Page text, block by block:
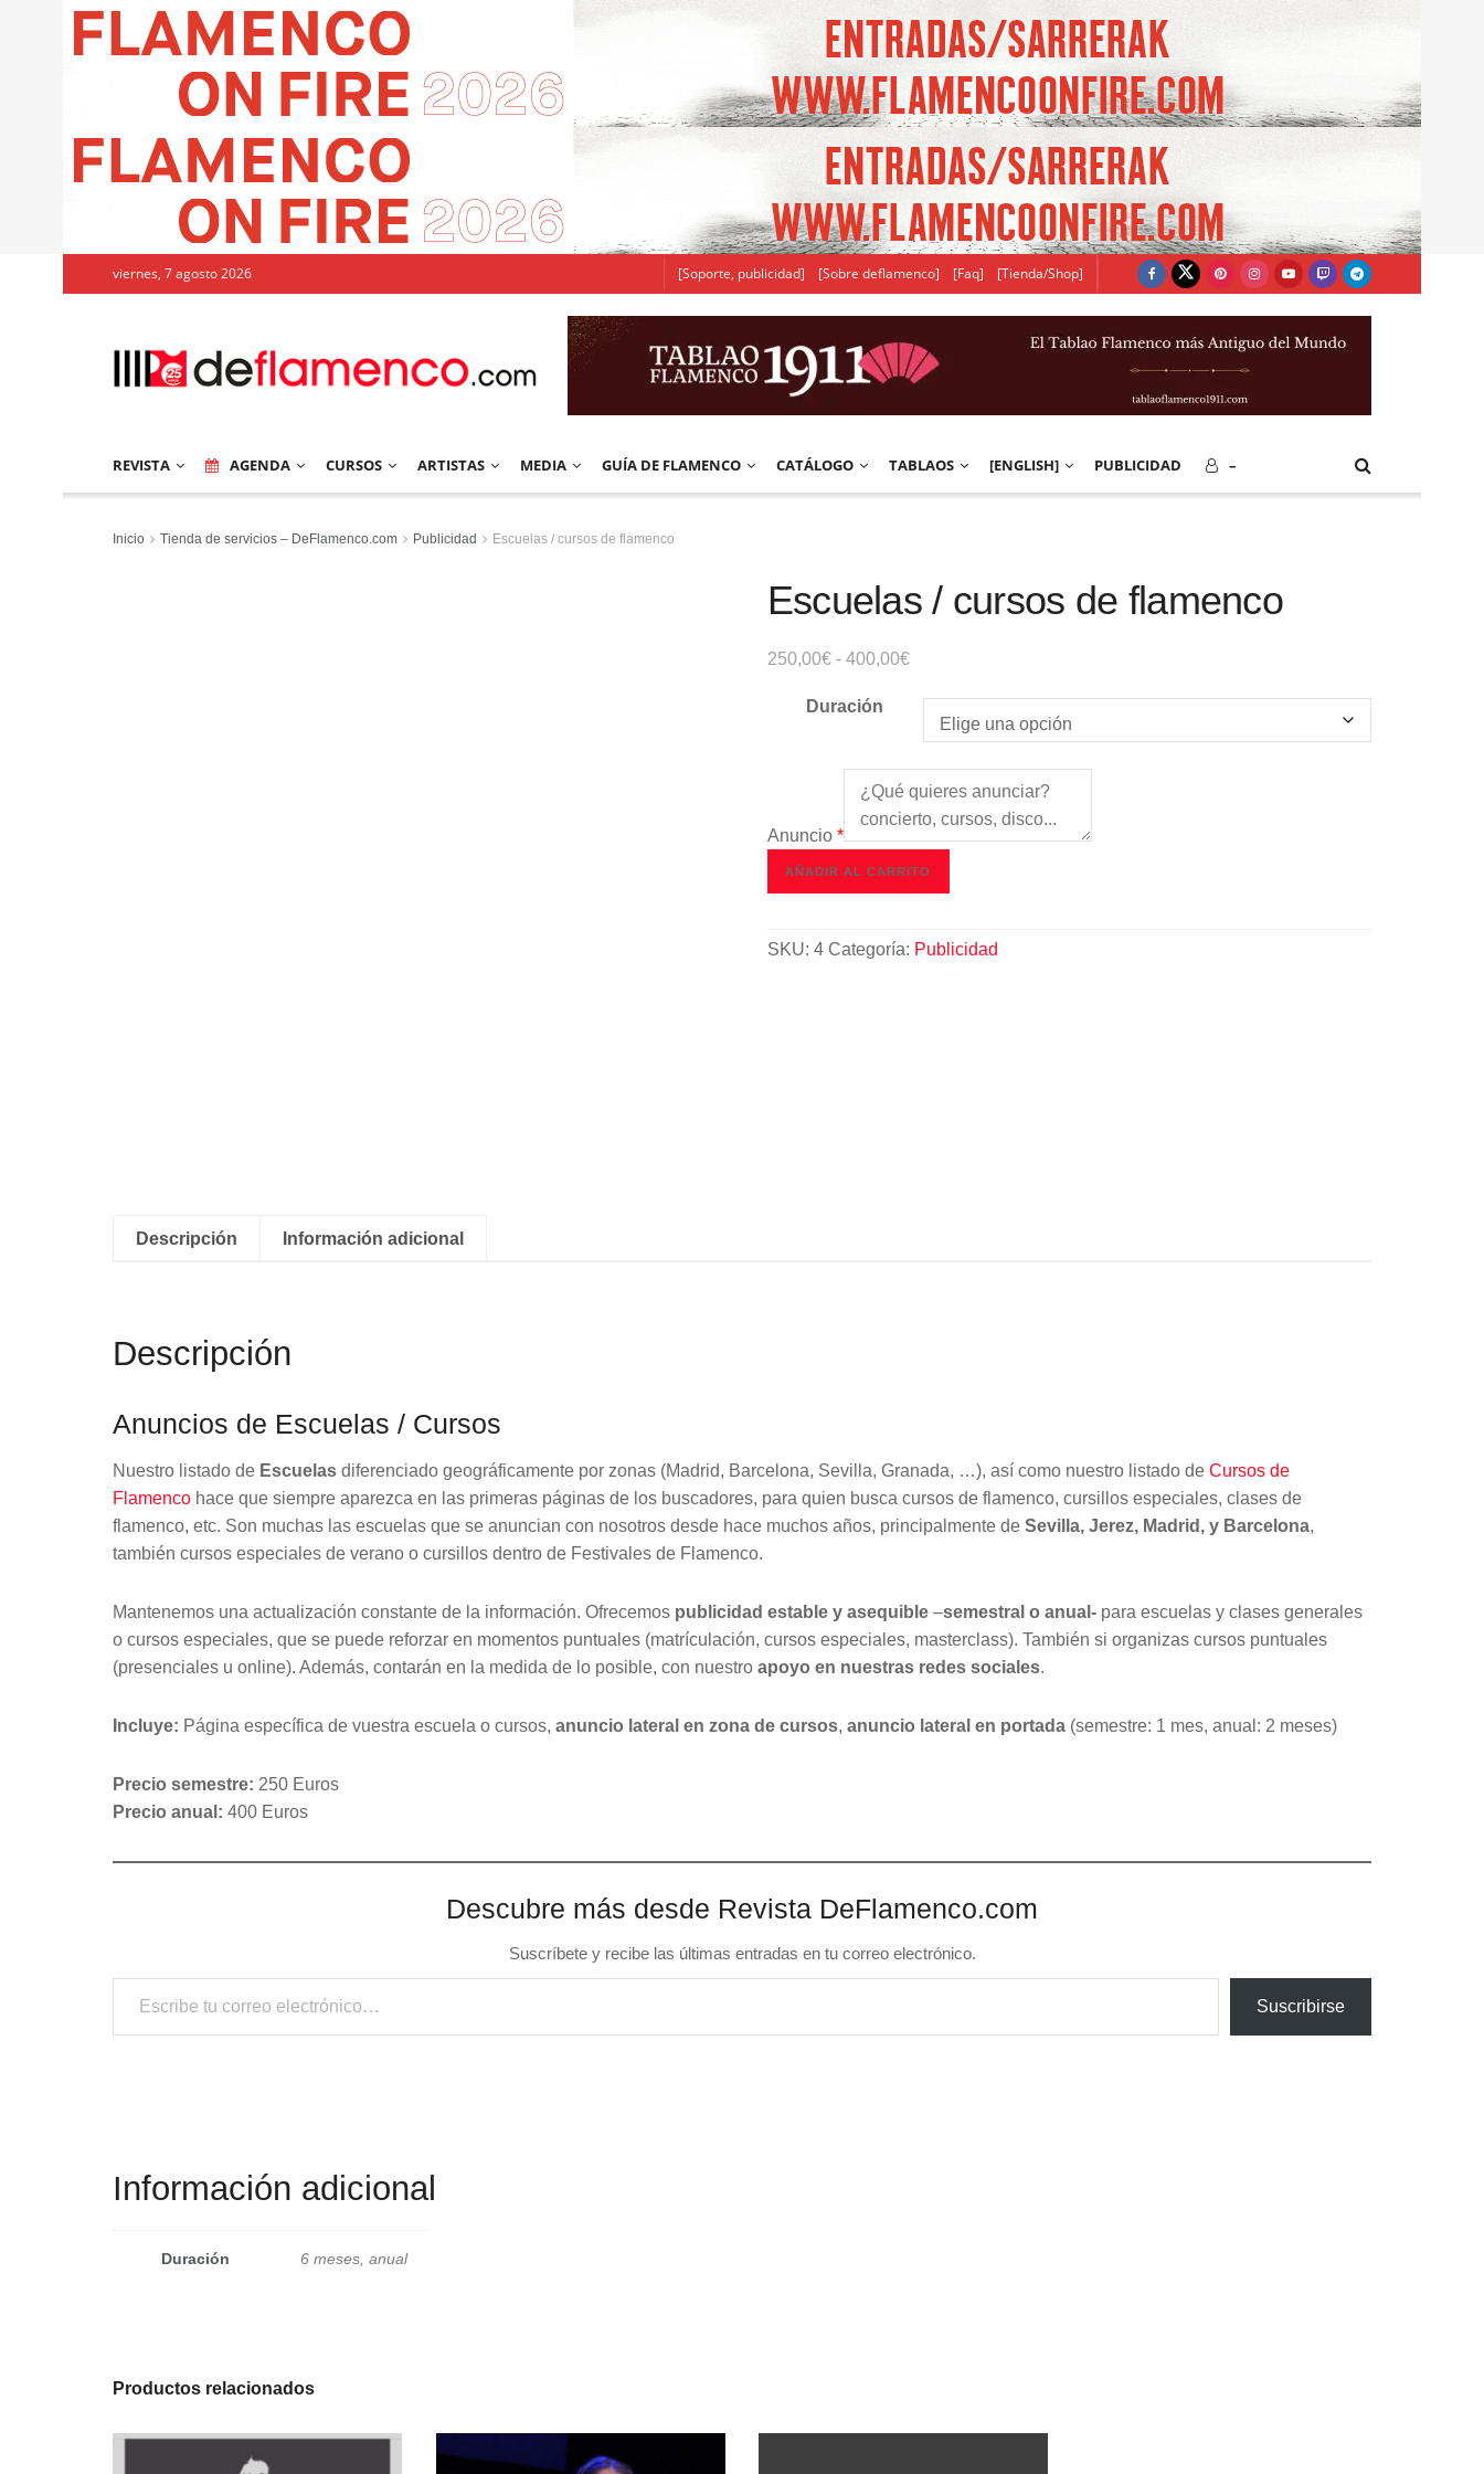
viernes, 7 agosto 2026 [Soporte, publicidad] [Sobre deflamenco] [Faq] [Tienda/Shop]
REVISTA AGENDA CURSOS ARTISTAS MEDIA GUÍA DE FLAMENCO CATÁLOGO TABLAOS [ENGLISH] PUBLICIDAD –
Inicio Tienda de servicios – DeFlamenco.com Publicidad Escuelas / cursos de flamenco
Escuelas / cursos de flamenco
250,00€ - 400,00€Rango
precios:
desde
250,00€
hasta
400,00€
Duración
Anuncio *
Escuelas
/
de
AÑADIR AL CARRITO
SKU: 4 Categoría: Publicidad
Descripción Información adicional
Descripción
Anuncios de Escuelas / Cursos
Nuestro listado de Escuelas diferenciado geográficamente por zonas (Madrid, Barcelona, Sevilla, Granada, …), así como nuestro listado de Cursos de
Flamenco hace que siempre aparezca en las primeras páginas de los buscadores, para quien busca cursos de flamenco, cursillos especiales, clases de
flamenco, etc. Son muchas las escuelas que se anuncian con nosotros desde hace muchos años, principalmente de Sevilla, Jerez, Madrid, y Barcelona,
también cursos especiales de verano o cursillos dentro de Festivales de Flamenco.
Mantenemos una actualización constante de la información. Ofrecemos publicidad estable y asequible –semestral o anual- para escuelas y clases generales
o cursos especiales, que se puede reforzar en momentos puntuales (matrículación, cursos especiales, masterclass). También si organizas cursos puntuales
(presenciales u online). Además, contarán en la medida de lo posible, con nuestro apoyo en nuestras redes sociales.
Incluye: Página específica de vuestra escuela o cursos, anuncio lateral en zona de cursos, anuncio lateral en portada (semestre: 1 mes, anual: 2 meses)
Precio semestre: 250 Euros
Precio anual: 400 Euros
Descubre más desde Revista DeFlamenco.com
Suscríbete y recibe las últimas entradas en tu correo electrónico.
Escribe tu correo electrónico…
Suscribirse
Información adicional
Duración 6 meses, anual
Productos relacionados